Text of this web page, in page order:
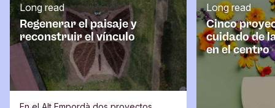
Regenerar el paisaje y
reconstruir el vínculo
Long read
Cinco
cuidado de
en el centro
Long read